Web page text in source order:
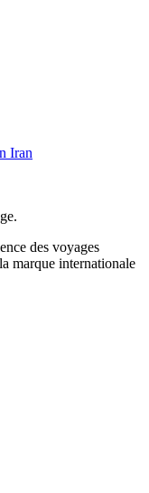
Iran
des voyages
marque internationale